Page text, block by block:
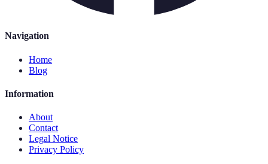
Navigation
Home
Blog
Information
About
Contact
Legal Notice
Privacy Policy